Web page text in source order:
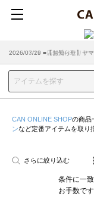
2026/07/29 ■【お知らせ】ヤ
2026/03/18 ■店舗受け取りサ
CAN ONLINE SHOPの商品
ンなど定番アイテムを取り
さらに絞り込む
条件に一
お手数で